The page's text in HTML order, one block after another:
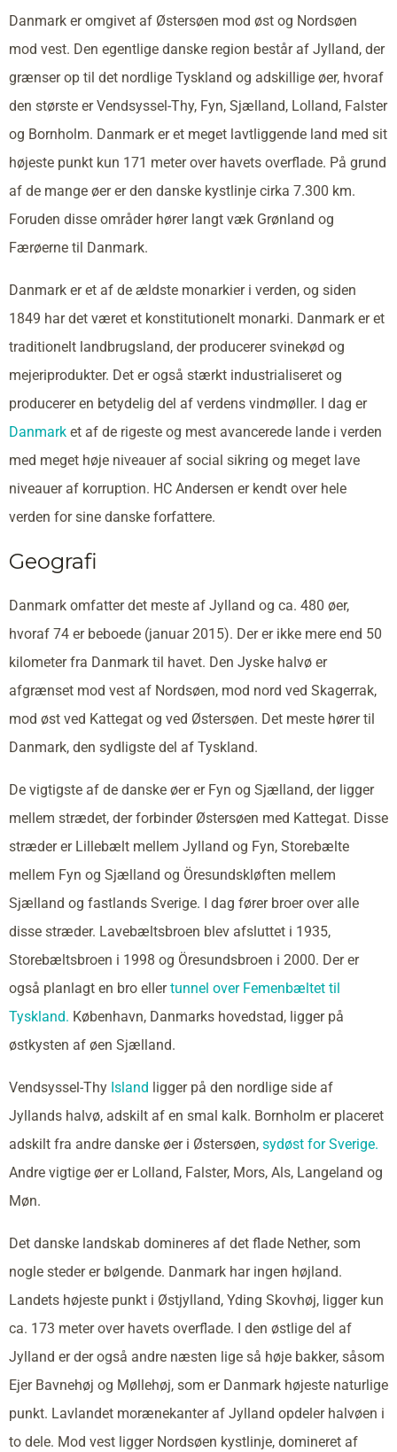
Danmark er omgivet af Østersøen mod øst og Nordsøen
mod vest. Den egentlige danske region består af Jylland, der
grænser op til det nordlige Tyskland og adskillige øer, hvoraf
den største er Vendsyssel-Thy, Fyn, Sjælland, Lolland, Falster
og Bornholm. Danmark er et meget lavtliggende land med sit
højeste punkt kun 171 meter over havets overflade. På grund
af de mange øer er den danske kystlinje cirka 7.300 km.
Foruden disse områder hører langt væk Grønland og
Færøerne til Danmark.
Danmark er et af de ældste monarkier i verden, og siden
1849 har det været et konstitutionelt monarki. Danmark er et
traditionelt landbrugsland, der producerer svinekød og
mejeriprodukter. Det er også stærkt industrialiseret og
producerer en betydelig del af verdens vindmøller. I dag er
Danmark et af de rigeste og mest avancerede lande i verden
med meget høje niveauer af social sikring og meget lave
niveauer af korruption. HC Andersen er kendt over hele
verden for sine danske forfattere.
Geografi
Danmark omfatter det meste af Jylland og ca. 480 øer,
hvoraf 74 er beboede (januar 2015). Der er ikke mere end 50
kilometer fra Danmark til havet. Den Jyske halvø er
afgrænset mod vest af Nordsøen, mod nord ved Skagerrak,
mod øst ved Kattegat og ved Østersøen. Det meste hører til
Danmark, den sydligste del af Tyskland.
De vigtigste af de danske øer er Fyn og Sjælland, der ligger
mellem strædet, der forbinder Østersøen med Kattegat. Disse
stræder er Lillebælt mellem Jylland og Fyn, Storebælte
mellem Fyn og Sjælland og Öresundskløften mellem
Sjælland og fastlands Sverige. I dag fører broer over alle
disse stræder. Lavebæltsbroen blev afsluttet i 1935,
Storebæltsbroen i 1998 og Öresundsbroen i 2000. Der er
også planlagt en bro ellertunnel over Femenbæltet til
Tyskland. København, Danmarks hovedstad, ligger på
østkysten af øen Sjælland.
Vendsyssel-Thy Island ligger på den nordlige side af
Jyllands halvø, adskilt af en smal kalk. Bornholm er placeret
adskilt fra andre danske øer i Østersøen, sydøst for Sverige.
Andre vigtige øer er Lolland, Falster, Mors, Als, Langeland og
Møn.
Det danske landskab domineres af det flade Nether, som
nogle steder er bølgende. Danmark har ingen højland.
Landets højeste punkt i Østjylland, Yding Skovhøj, ligger kun
ca. 173 meter over havets overflade. I den østlige del af
Jylland er der også andre næsten lige så høje bakker, såsom
Ejer Bavnehøj og Møllehøj, som er Danmark højeste naturlige
punkt. Lavlandet morænekanter af Jylland opdeler halvøen i
to dele. Mod vest ligger Nordsøen kystlinje, domineret af